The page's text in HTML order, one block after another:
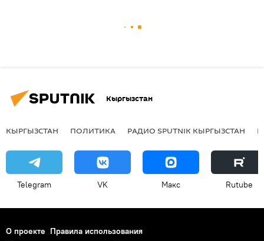
Кыргызстан
КЫРГЫЗСТАН ПОЛИТИКА РАДИО SPUTNIK КЫРГЫЗСТАН
Telegram VK Макс Rutube
О проекте Правила использования